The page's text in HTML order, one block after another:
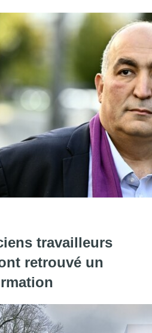
"Formation du gouvernement
travailleurs
retrouvé un